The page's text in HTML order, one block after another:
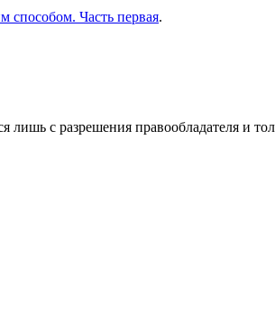
способом. Часть первая.
с разрешения правообладателя и